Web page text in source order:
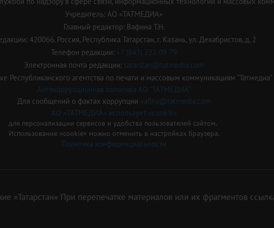
Учредитель: АО «ТАТМЕДИА»
Главный редактор: Вафина Т.Н.
420066, Россия, Республика Татарстан, г. Казань, ул. Декабристов, д. 2
Телефон редакции: +7 (843) 222 09 79
Электронная почта редакции: tatarstan@tatmedia.com
Республиканского агентства по печати и массовым коммуникациям "Татмедиа"
Антикоррупционная политика АО "ТАТМЕДИА"
Для сообщений о фактах коррупции vafina@tatmedia.com
АО «ТАТМЕДИА» использует «cookie»
для персонализации сервисов и удобства пользователей сайтом.
Использование «cookie» можно отменить в настройках браузера.
Политика конфиденциальности
«Татарстан» При перепечатке материалов или их фрагментов